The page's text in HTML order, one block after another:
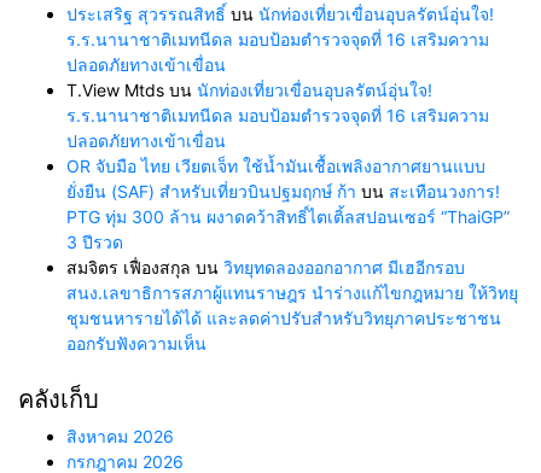
ประเสริฐ สุวรรณสิทธิ์ บน นักท่องเที่ยวเขื่อนอุบลรัตน์อุ่นใจ!
ร.ร.นานาชาติเมทนีดล มอบป้อมตำรวจจุดที่ 16 เสริมความ
ปลอดภัยทางเข้าเขื่อน
T.View Mtds บน นักท่องเที่ยวเขื่อนอุบลรัตน์อุ่นใจ!
ร.ร.นานาชาติเมทนีดล มอบป้อมตำรวจจุดที่ 16 เสริมความ
ปลอดภัยทางเข้าเขื่อน
OR จับมือ ไทย เวียตเจ็ท ใช้น้ำมันเชื้อเพลิงอากาศยานแบบ
ยั่งยืน (SAF) สำหรับเที่ยวบินปฐมฤกษ์ ก้า บน สะเทือนวงการ!
PTG ทุ่ม 300 ล้าน ผงาดคว้าสิทธิ์ไตเติ้ลสปอนเซอร์ “ThaiGP”
3 ปีรวด
สมจิตร เฟื่องสกุล บน วิทยุทดลองออกอากาศ มีเฮอีกรอบ
สนง.เลขาธิการสภาผู้แทนราษฎร นำร่างแก้ไขกฎหมาย ให้วิทยุ
ชุมชนหารายได้ได้ และลดค่าปรับสำหรับวิทยุภาคประชาชน
ออกรับฟังความเห็น
คลังเก็บ
สิงหาคม 2026
กรกฎาคม 2026